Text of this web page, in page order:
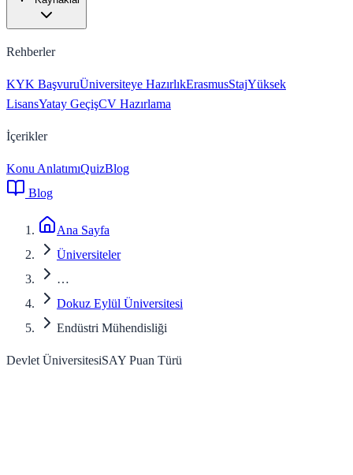
Rehberler
KYK BaşvuruÜniversiteye HazırlıkErasmusStajYüksek
LisansYatay GeçişCV Hazırlama
İçerikler
Konu AnlatımıQuizBlog
Blog
Ana Sayfa
Üniversiteler
…
Dokuz Eylül Üniversitesi
Endüstri Mühendisliği
Devlet ÜniversitesiSAY Puan Türü